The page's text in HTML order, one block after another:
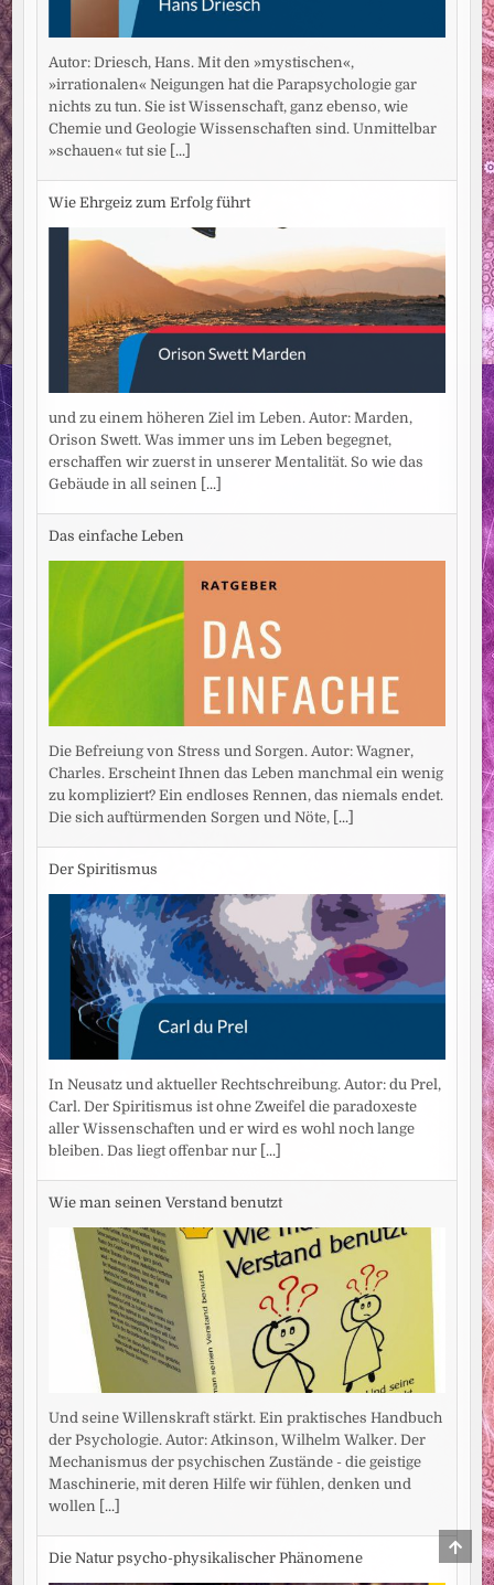
Autor: Driesch, Hans. Mit den »mystischen«,
»irrationalen« Neigungen hat die Parapsychologie gar
nichts zu tun. Sie ist Wissenschaft, ganz ebenso, wie
Chemie und Geologie Wissenschaften sind. Unmittelbar
»schauen« tut sie [...]
Wie Ehrgeiz zum Erfolg führt
und zu einem höheren Ziel im Leben. Autor: Marden,
Orison Swett. Was immer uns im Leben begegnet,
erschaffen wir zuerst in unserer Mentalität. So wie das
Gebäude in all seinen [...]
Das einfache Leben
Die Befreiung von Stress und Sorgen. Autor: Wagner,
Charles. Erscheint Ihnen das Leben manchmal ein wenig
zu kompliziert? Ein endloses Rennen, das niemals endet.
Die sich auftürmenden Sorgen und Nöte, [...]
Der Spiritismus
In Neusatz und aktueller Rechtschreibung. Autor: du Prel,
Carl. Der Spiritismus ist ohne Zweifel die paradoxeste
aller Wissenschaften und er wird es wohl noch lange
bleiben. Das liegt offenbar nur [...]
Wie man seinen Verstand benutzt
Und seine Willenskraft stärkt. Ein praktisches Handbuch
der Psychologie. Autor: Atkinson, Wilhelm Walker. Der
Mechanismus der psychischen Zustände - die geistige
Maschinerie, mit deren Hilfe wir fühlen, denken und
wollen [...]
Die Natur psycho-physikalischer Phänomene TO
TOP